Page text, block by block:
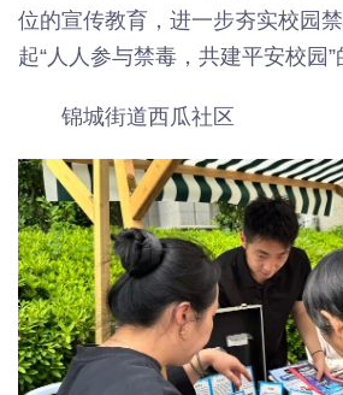
位的宣传教育，进一步夯实校园
起“人人参与禁毒，共建平安校园”
锦城街道西瓜社区